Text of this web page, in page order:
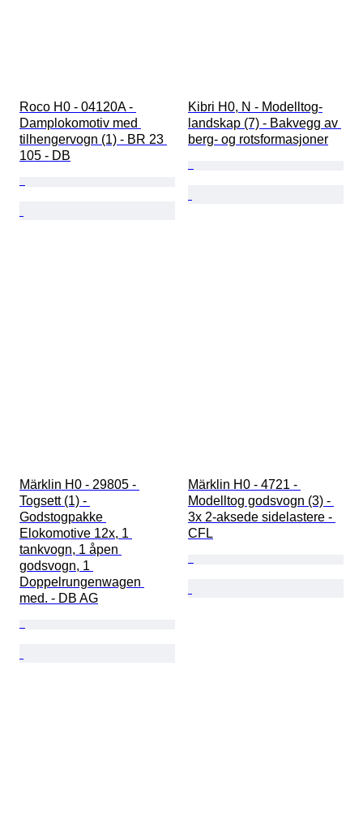
Roco H0 - 04120A -
Damplokomotiv med
tilhengervogn (1) - BR 23
105 - DB
Kibri H0, N - Modelltog-
landskap (7) - Bakvegg av
berg- og rotsformasjoner
Märklin H0 - 29805 -
Togsett (1) -
Godstogpakke
Elokomotive 12x, 1
tankvogn, 1 åpen
godsvogn, 1
Doppelrungenwagen
med. - DB AG
Märklin H0 - 4721 -
Modelltog godsvogn (3) -
3x 2-aksede sidelastere -
CFL